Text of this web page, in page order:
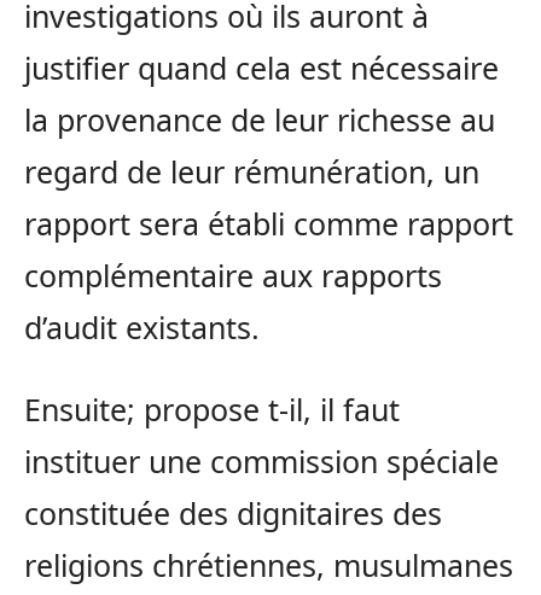
investigations où ils auront à
justifier quand cela est nécessaire
la provenance de leur richesse au
regard de leur rémunération, un
rapport sera établi comme rapport
complémentaire aux rapports
d’audit existants.
Ensuite; propose t-il, il faut
instituer une commission spéciale
constituée des dignitaires des
religions chrétiennes, musulmanes